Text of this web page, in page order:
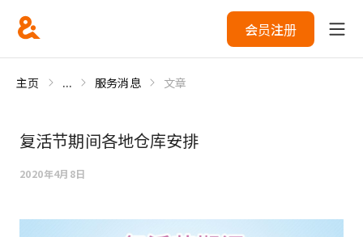
会员注册
主页 ... 服务消息 文章
复活节期间各地仓库安排
2020年4月8日